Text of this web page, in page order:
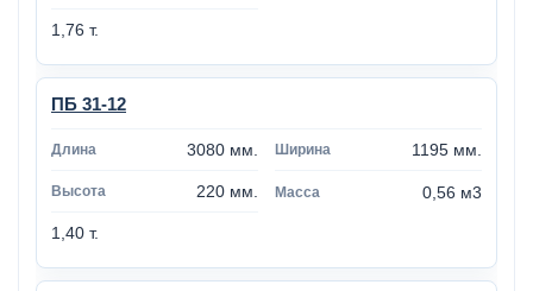
1,76 т.
ПБ 31-12
3080 мм. 1195 мм.
220 мм. 0,56 м3
1,40 т.